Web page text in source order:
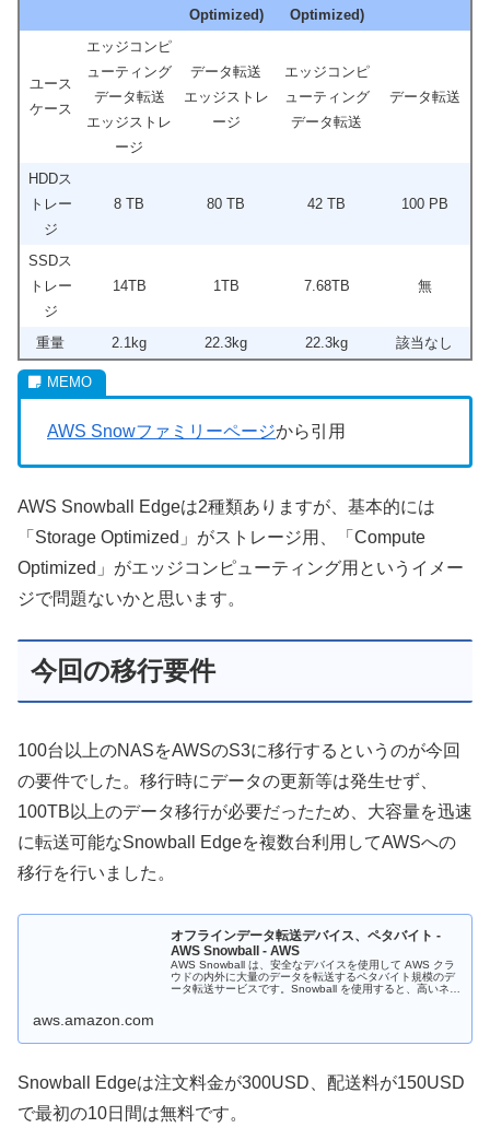
Optimized)
Optimized)
ユース
ケース
エッジコンピ
ューティング
データ転送
エッジストレ
ージ
データ転送
エッジストレ
ージ
エッジコンピ
ューティング
データ転送
データ転送
HDDス
トレー
ジ
8 TB 80 TB 42 TB 100 PB
SSDス
トレー
ジ
14TB 1TB 7.68TB 無
重量 2.1kg 22.3kg 22.3kg 該当なし
AWS Snowファミリーページから引用
AWS Snowball Edgeは2種類ありますが、基本的には
「Storage Optimized」がストレージ用、「Compute
Optimized」がエッジコンピューティング用というイメー
ジで問題ないかと思います。
今回の移行要件
100台以上のNASをAWSのS3に移行するというのが今回
の要件でした。移行時にデータの更新等は発生せず、
100TB以上のデータ移行が必要だったため、大容量を迅速
に転送可能なSnowball Edgeを複数台利用してAWSへの
移行を行いました。
オフラインデータ転送デバイス、ペタバイト -
AWS Snowball - AWS
AWS Snowball は、安全なデバイスを使用して AWS クラ
ウドの内外に大量のデータを転送するペタバイト規模のデ
ータ転送サービスです。Snowball を使用すると、高いネッ
aws.amazon.com
Snowball Edgeは注文料金が300USD、配送料が150USD
で最初の10日間は無料です。